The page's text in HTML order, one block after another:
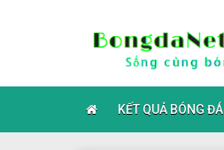
KẾT QUẢ BÓNG ĐÁ